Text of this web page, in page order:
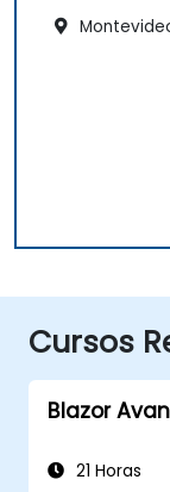
Cursos
Blazor
21 Horas